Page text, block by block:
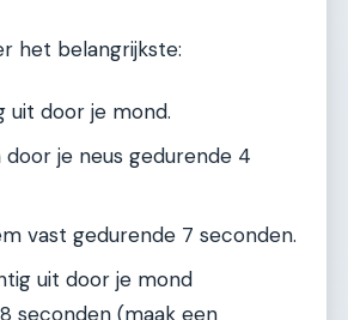
het belangrijkste:
uit door je mond.
door je neus gedurende 4
vast gedurende 7 seconden.
uit door je mond
seconden (maak een